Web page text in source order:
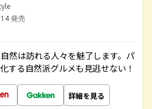
発売
然は訪れる人々を魅了します。パ
する自然派グルメも見逃せない！
詳細を見る